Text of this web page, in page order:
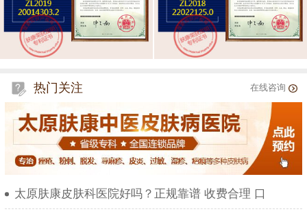
热门关注 在线咨询
太原肤康皮肤科医院好吗？正规靠谱 收费合理 口